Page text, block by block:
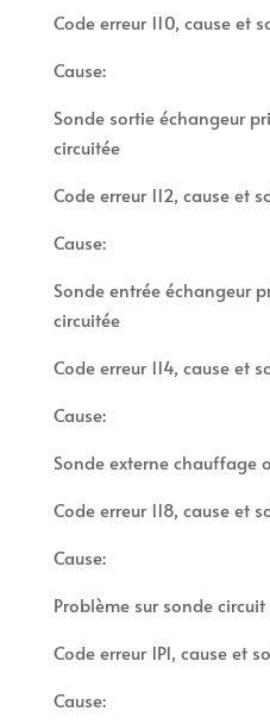
Code erreur 110, cause et
Cause:
Sonde sortie échangeur
circuitée
Code erreur 112, cause et
Cause:
Sonde entrée échangeur
circuitée
Code erreur 114, cause et
Cause:
Sonde externe chauffage
Code erreur 118, cause et
Cause:
Problème sur sonde
Code erreur 1P1, cause et
Cause: